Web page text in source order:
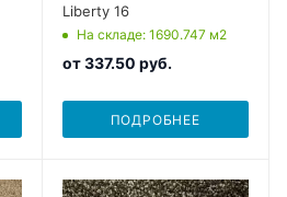
Liberty 16
На складе: 1690.747 м2
от337.50 руб.
ПОДРОБНЕЕ